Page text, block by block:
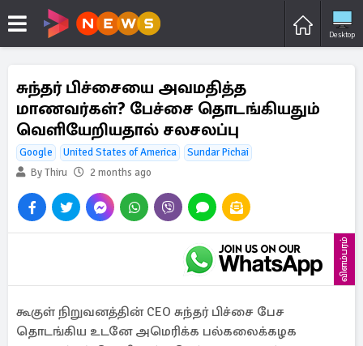
Desktop
சுந்தர் பிச்சையை அவமதித்த
மாணவர்கள்? பேச்சை தொடங்கியதும்
வெளியேறியதால் சலசலப்பு
Google United States of America
Sundar Pichai
By Thiru
2 months ago
விளம்பரம்
கூகுள் நிறுவனத்தின் CEO சுந்தர் பிச்சை பேச
தொடங்கிய உடனே அமெரிக்க பல்கலைக்கழக